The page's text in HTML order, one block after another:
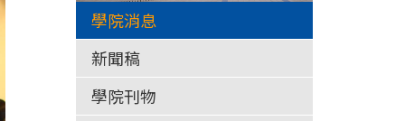
學院消息
新聞稿
學院刊物